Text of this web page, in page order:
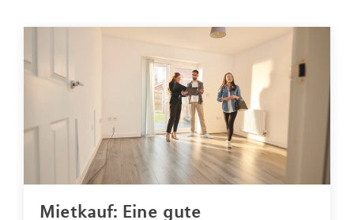
Mietkauf: Eine gute